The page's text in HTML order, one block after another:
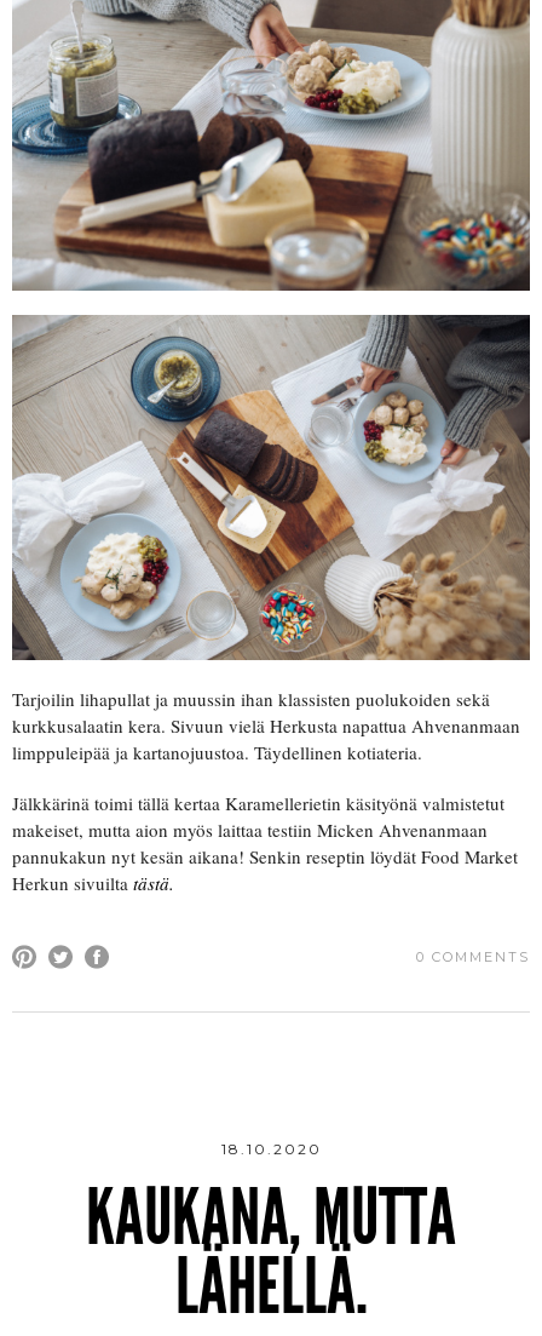
Tarjoilin lihapullat ja muussin ihan klassisten puolukoiden sekä
kurkkusalaatin kera. Sivuun vielä Herkusta napattua Ahvenanmaan
limppuleipää ja kartanojuustoa. Täydellinen kotiateria.
Jälkkärinä toimi tällä kertaa Karamellerietin käsityönä valmistetut
makeiset, mutta aion myös laittaa testiin Micken Ahvenanmaan
pannukakun nyt kesän aikana! Senkin reseptin löydät Food Market
Herkun sivuilta tästä.
0 COMMENTS
18.10.2020
KAUKANA, MUTTA
LÄHELLÄ.